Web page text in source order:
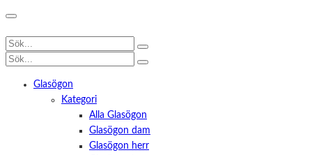
Glasögon
Kategori
Alla Glasögon
Glasögon dam
Glasögon herr